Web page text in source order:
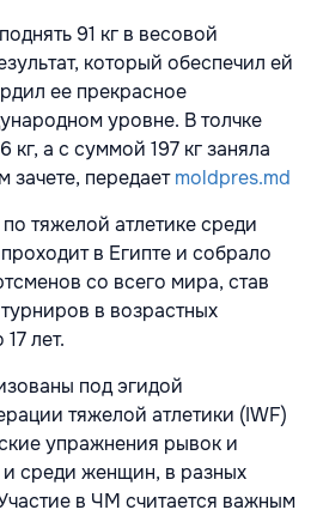
91 кг в весовой
который обеспечил ей
ее прекрасное
уровне. В толчке
а с суммой 197 кг заняла
зачете, передаетmoldpres.md
тяжелой атлетике среди
в Египте и собрало
со всего мира, став
в возрастных
лет.
под эгидой
тяжелой атлетики (IWF)
упражнения рывок и
среди женщин, в разных
в ЧМ считается важным